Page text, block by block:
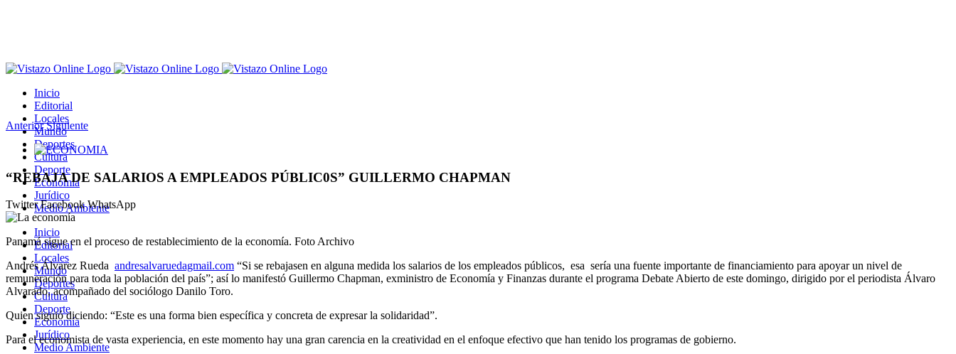
Inicio
Editorial
Locales
Mundo
Deportes
Cultura
Deporte
Economía
Jurídico
Medio Ambiente
Inicio
Editorial
Locales
Mundo
Deportes
Cultura
Deporte
Economía
Jurídico
Medio Ambiente
Anterior Siguiente
Ver
imagen
más
grande
“REBAJA DE SALARIOS A EMPLEADOS PÚBLIC0S” GUILLERMO CHAPMAN
TwitterFacebookWhatsApp
Panamá sigue en el proceso de restablecimiento de la economía. Foto Archivo
Andrés Álvarez Rueda andresalvaruedagmail.com “Si se rebajasen en alguna medida los salarios de los empleados públicos, esa sería una fuente importante de financiamiento para apoyar un nivel de
remuneración para toda la población del país”; así lo manifestó Guillermo Chapman, exministro de Economía y Finanzas durante el programa Debate Abierto de este domingo, dirigido por el periodista Álvaro
Alvarado, acompañado del sociólogo Danilo Toro.
Quien siguió diciendo: “Este es una forma bien específica y concreta de expresar la solidaridad”.
Para el economista de vasta experiencia, en este momento hay una gran carencia en la creatividad en el enfoque efectivo que han tenido los programas de gobierno.